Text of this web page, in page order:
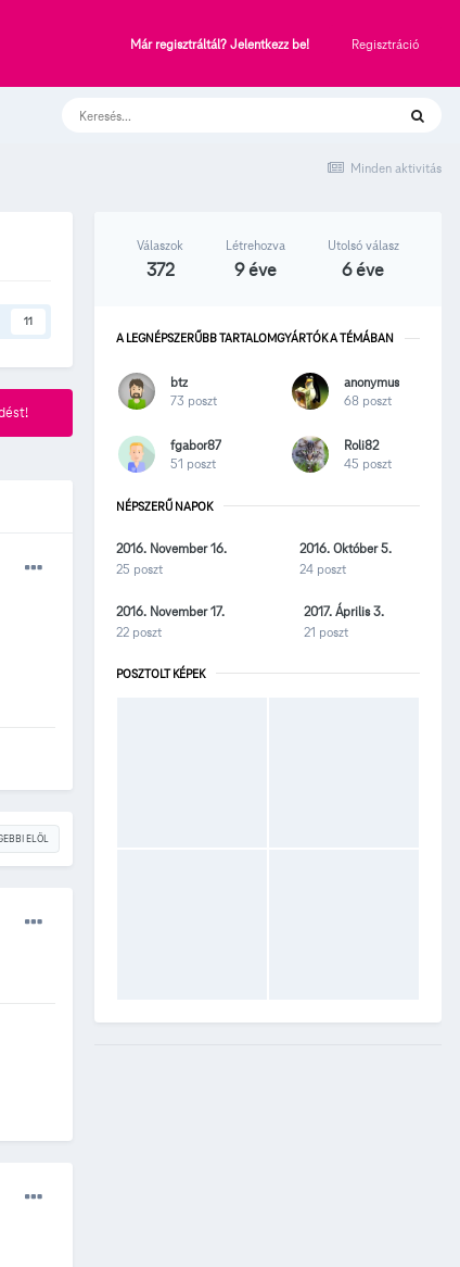
Már regisztráltál? Jelentkezz be! Regisztráció
Minden aktivitás
11
ELÖL
Válaszok
372
Létrehozva
9 éve
Utolsó válasz
6 éve
A LEGNÉPSZERŰBB TARTALOMGYÁRTÓK A TÉMÁBAN
btz
73 poszt
anonymus
68 poszt
fgabor87
51 poszt
Roli82
45 poszt
NÉPSZERŰ NAPOK
2016. November 16.
25 poszt
2016. Október 5.
24 poszt
2016. November 17.
22 poszt
2017. Április 3.
21 poszt
POSZTOLT KÉPEK